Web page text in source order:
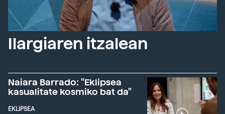
Ilargiaren itzalean
Naiara Barrado: "Eklipsea
kasualitate kosmiko bat da"
EKLIPSEA